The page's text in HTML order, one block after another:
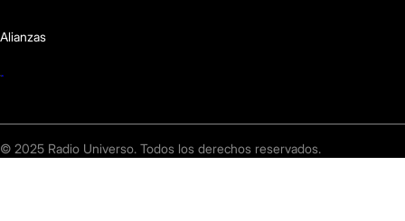
Alianzas
© 2025 Radio Universo. Todos los derechos reservados.